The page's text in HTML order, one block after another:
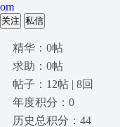
om
关注 私信
精华：0帖
求助：0帖
帖子：12帖 | 8回
年度积分：0
历史总积分：44